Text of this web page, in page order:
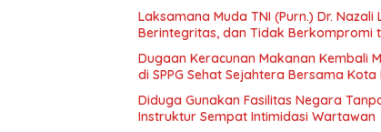
Laksamana Muda TNI (Purn.) Dr.
Berintegritas, dan Tidak Berkompromi
Dugaan Keracunan Makanan Kembali
di SPPG Sehat Sejahtera Bersama Kota
Diduga Gunakan Fasilitas Negara
Instruktur Sempat Intimidasi Wartawan